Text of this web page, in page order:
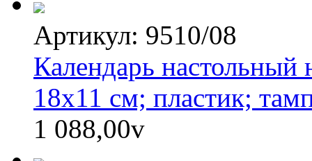
Артикул: 9510/08
Календарь
18х11 см; пластик;
1 088,00v